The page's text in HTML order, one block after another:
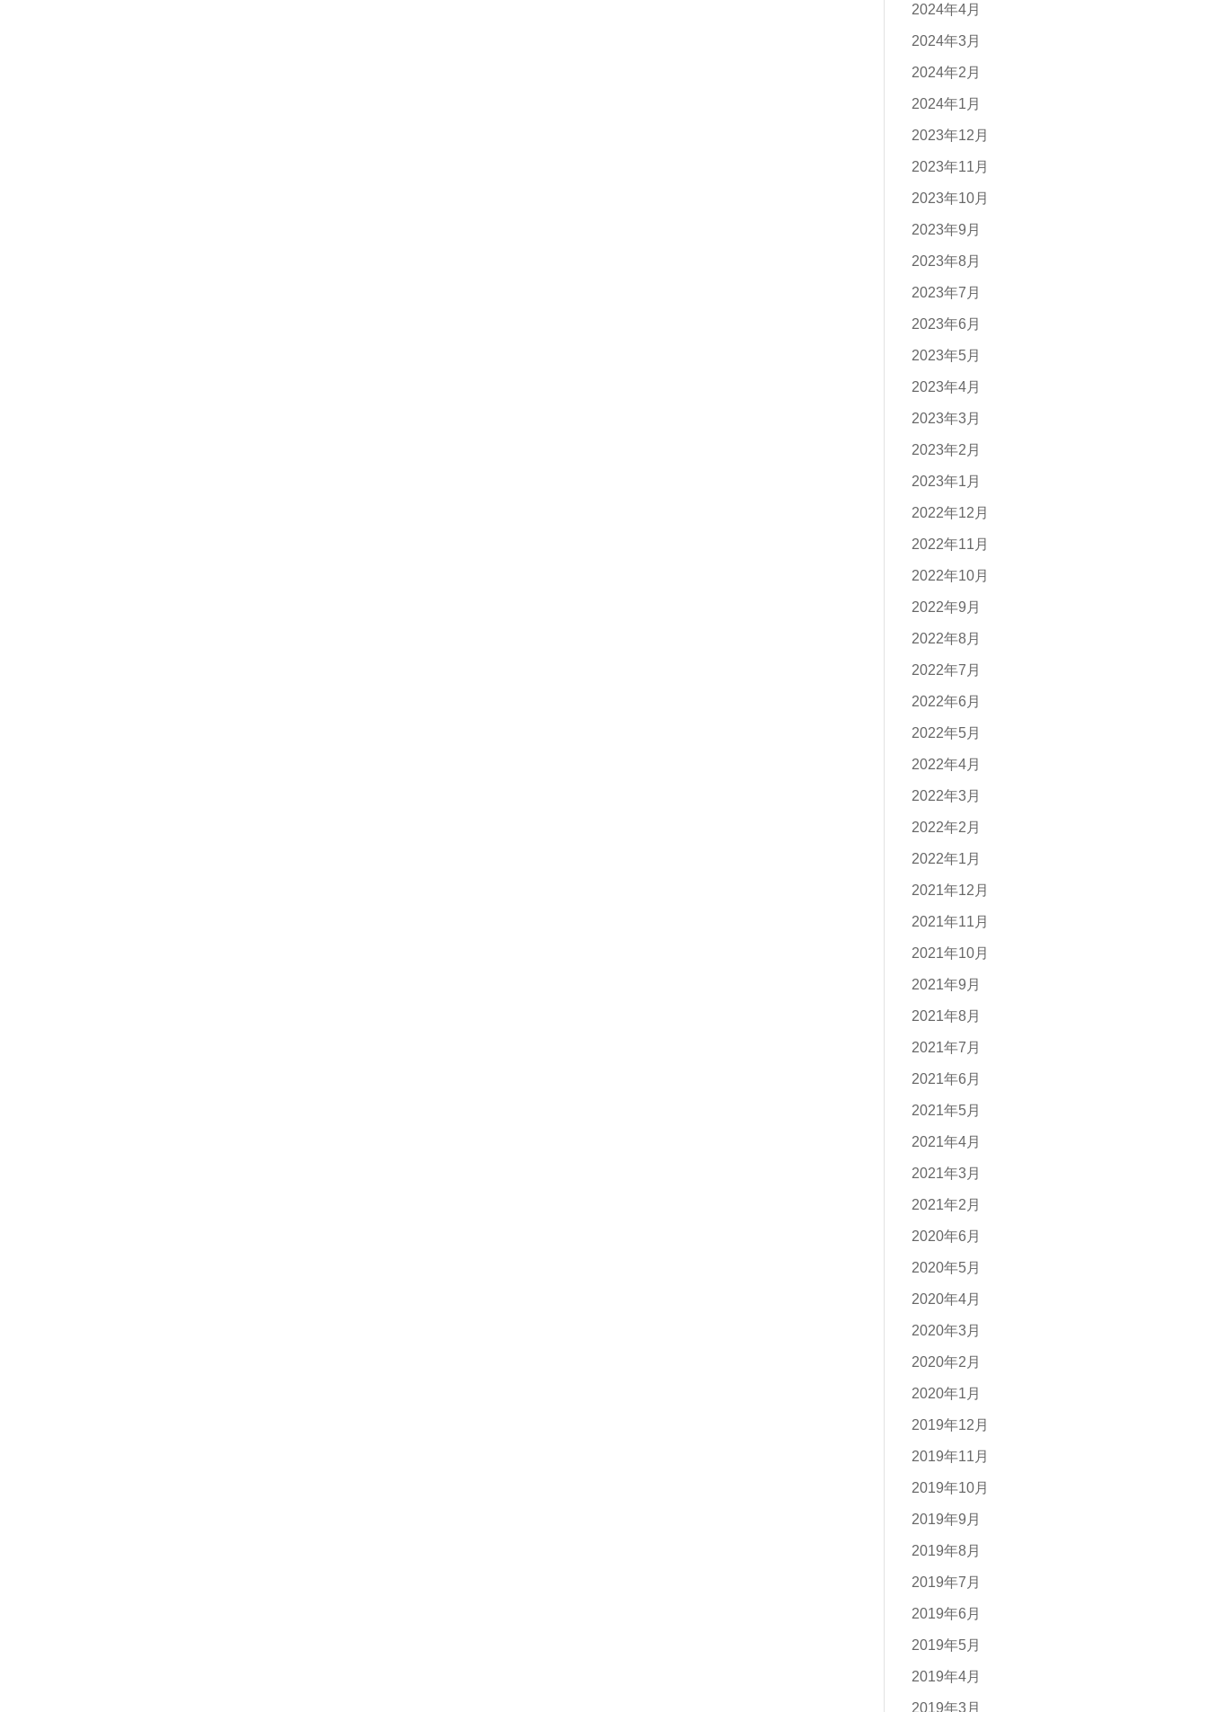
2024年4月
2024年3月
2024年2月
2024年1月
2023年12月
2023年11月
2023年10月
2023年9月
2023年8月
2023年7月
2023年6月
2023年5月
2023年4月
2023年3月
2023年2月
2023年1月
2022年12月
2022年11月
2022年10月
2022年9月
2022年8月
2022年7月
2022年6月
2022年5月
2022年4月
2022年3月
2022年2月
2022年1月
2021年12月
2021年11月
2021年10月
2021年9月
2021年8月
2021年7月
2021年6月
2021年5月
2021年4月
2021年3月
2021年2月
2020年6月
2020年5月
2020年4月
2020年3月
2020年2月
2020年1月
2019年12月
2019年11月
2019年10月
2019年9月
2019年8月
2019年7月
2019年6月
2019年5月
2019年4月
2019年3月